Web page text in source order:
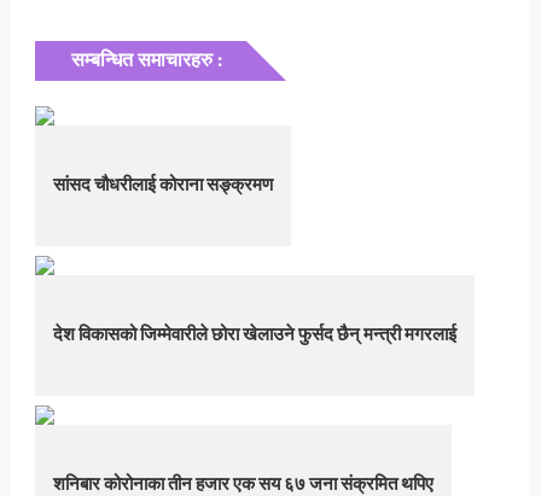
सम्बन्धित समाचारहरु :
सांसद चौधरीलाई कोराना सङ्क्रमण
देश विकासको जिम्मेवारीले छोरा खेलाउने फुर्सद छैन् मन्त्री मगरलाई
शनिबार कोरोनाका तीन हजार एक सय ६७ जना संक्रमित थपिए